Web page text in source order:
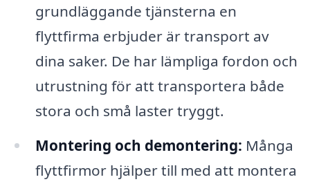
grundläggande tjänsterna en
flyttfirma erbjuder är transport av
dina saker. De har lämpliga fordon och
utrustning för att transportera både
stora och små laster tryggt.
Montering och demontering: Många
flyttfirmor hjälper till med att montera